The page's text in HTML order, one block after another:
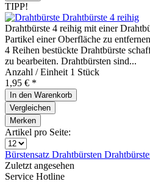
TIPP!
Drahtbürste 4 reihig
Drahtbürste 4 reihig mit einer
Partikel einer Oberfläche zu
4 Reihen bestückte Drahtbürste
zu bearbeiten. Drahtbürsten sind...
Anzahl / Einheit 1 Stück
1,95 € *
In den Warenkorb
Vergleichen
Merken
Artikel pro Seite:
Bürstensatz Drahtbürsten
Zuletzt angesehen
Service Hotline